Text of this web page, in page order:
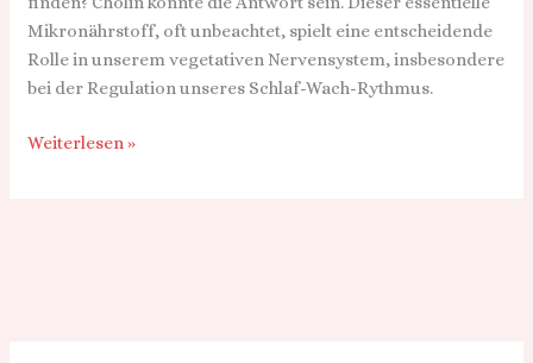
Mikronährstoff, oft unbeachtet, spielt eine entscheidende
Rolle in unserem vegetativen Nervensystem, insbesondere
bei der Regulation unseres Schlaf-Wach-Rythmus.
Parasympathikus
Weiterlesen »